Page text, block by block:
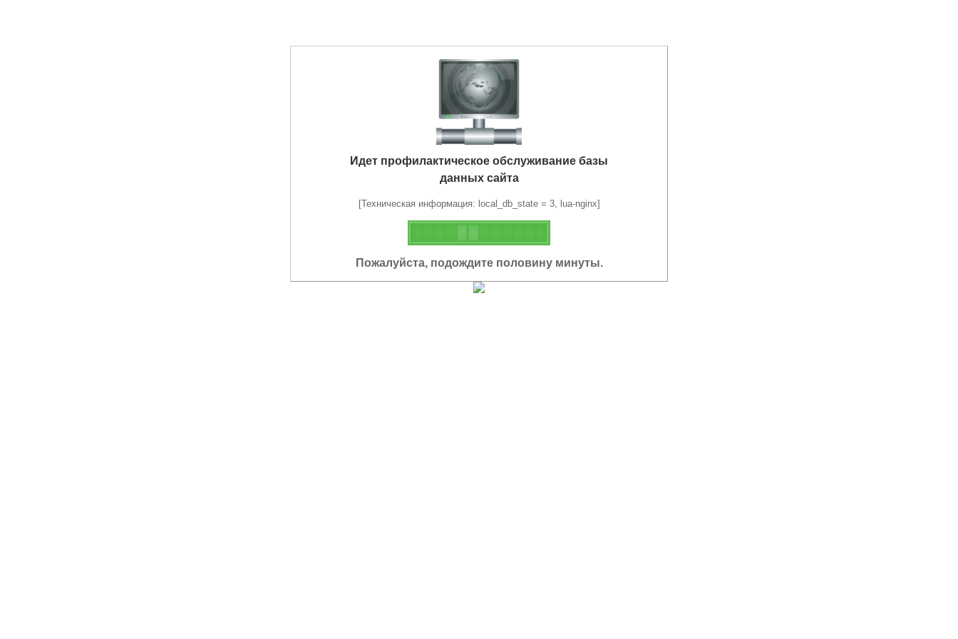
Идет профилактическое обслуживание базы
данных сайта
[Техническая информация: local_db_state = 3, lua-nginx]
Пожалуйста, подождите половину минуты.